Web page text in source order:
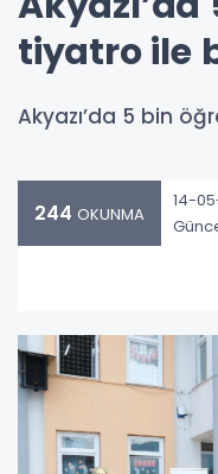
tiyatro ile
Akyazı’da 5 bin
244 OKUNMA
14-